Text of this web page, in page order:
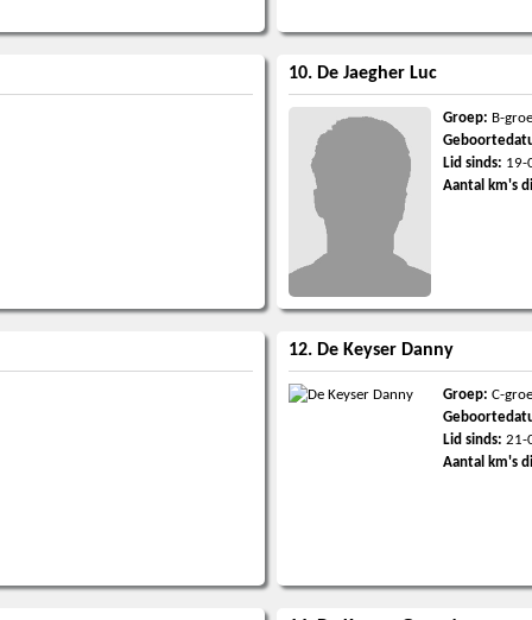
10. De Jaegher Luc
Groep: B-
Lid sinds: 19-
Aantal km's
12. De Keyser Danny
Groep: C-
Lid sinds: 21-
Aantal km's